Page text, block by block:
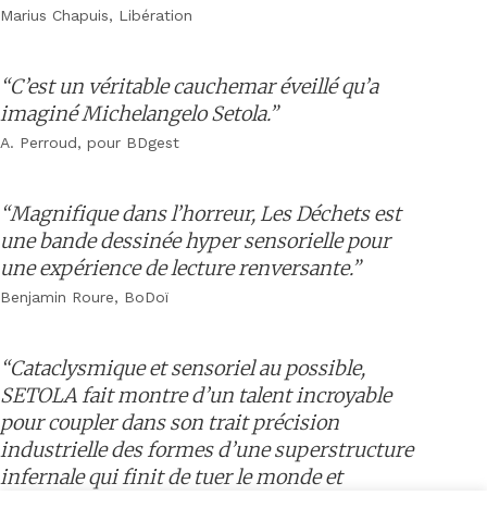
Marius Chapuis, Libération
“C’est un véritable cauchemar éveillé qu’a
imaginé Michelangelo Setola.”
A. Perroud, pour BDgest
“Magnifique dans l’horreur, Les Déchets est
une bande dessinée hyper sensorielle pour
une expérience de lecture renversante.”
Benjamin Roure, BoDoï
“Cataclysmique et sensoriel au possible,
SETOLA fait montre d’un talent incroyable
pour coupler dans son trait précision
industrielle des formes d’une superstructure
infernale qui finit de tuer le monde et